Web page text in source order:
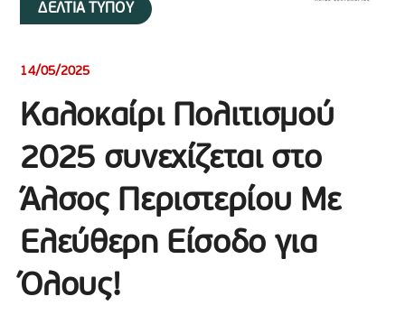
ΔΕΛΤΙΑ ΤΥΠΟΥ
14/05/2025
Καλοκαίρι Πολιτισμού
2025 συνεχίζεται στο
Άλσος Περιστερίου Με
Ελεύθερη Είσοδο για
Όλους!